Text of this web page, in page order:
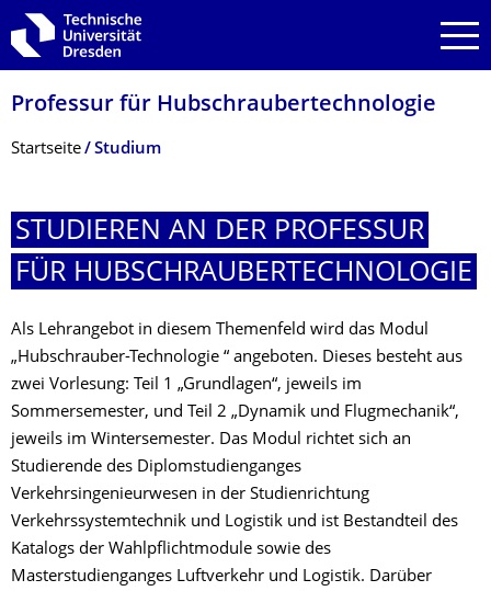
Zur Hauptnavigation springen
Zur Suche springen
Zum Inhalt springen
Professur für Hubschraubertech­nologie
Breadcrumb-Menü
Startseite Studium
STUDIEREN AN DER PROFESSUR
FÜR HUBSCHRAUBER­TECHNOLOGIE
Als Lehrangebot in diesem Themenfeld wird das Modul
„Hubschrauber-Technologie “ angeboten. Dieses besteht aus
zwei Vorlesung: Teil 1 „Grundlagen“, jeweils im
Sommersemester, und Teil 2 „Dynamik und Flugmechanik“,
jeweils im Wintersemester. Das Modul richtet sich an
Studierende des Diplomstudienganges
Verkehrsingenieurwesen in der Studienrichtung
Verkehrssystemtechnik und Logistik und ist Bestandteil des
Katalogs der Wahlpflichtmodule sowie des
Masterstudienganges Luftverkehr und Logistik. Darüber